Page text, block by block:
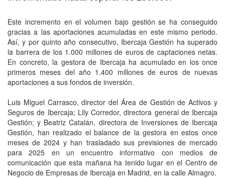
Este incremento en el volumen bajo gestión se ha conseguido
gracias a las aportaciones acumuladas en este mismo periodo.
Así, y por quinto año consecutivo, Ibercaja Gestión ha superado
la barrera de los 1.000 millones de euros de captaciones netas.
En concreto, la gestora de Ibercaja ha acumulado en los once
primeros meses del año 1.400 millones de euros de nuevas
aportaciones a sus fondos de inversión.
Luis Miguel Carrasco, director del Área de Gestión de Activos y
Seguros de Ibercaja; Lily Corredor, directora general de Ibercaja
Gestión; y Beatriz Catalán, directora de Inversiones de Ibercaja
Gestión, han realizado el balance de la gestora en estos once
meses de 2024 y han trasladado sus previsiones de mercado
para 2025 en un encuentro informativo con medios de
comunicación que esta mañana ha tenido lugar en el Centro de
Negocio de Empresas de Ibercaja en Madrid, en la calle Almagro.